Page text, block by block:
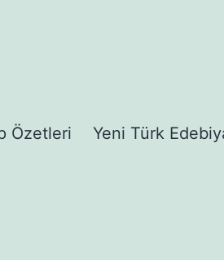
Özetleri Yeni Türk